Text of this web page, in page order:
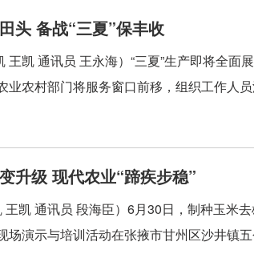
头 备战“三夏”保丰收
凯 通讯员 王永海）“三夏”生产即将全面
业农村部门将服务窗口前移，组织工作人
甘州：农机装备“智”变升级 现代农业“蹄疾步稳”
王凯 通讯员 段海臣）6月30日，制种玉米
场演示与培训活动在张掖市甘州区沙井镇